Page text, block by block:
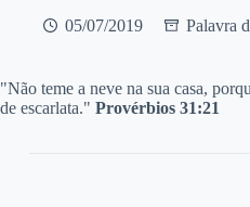
05/07/2019 Palavra
"Não teme a neve na sua casa,
de escarlata." Provérbios 31:21